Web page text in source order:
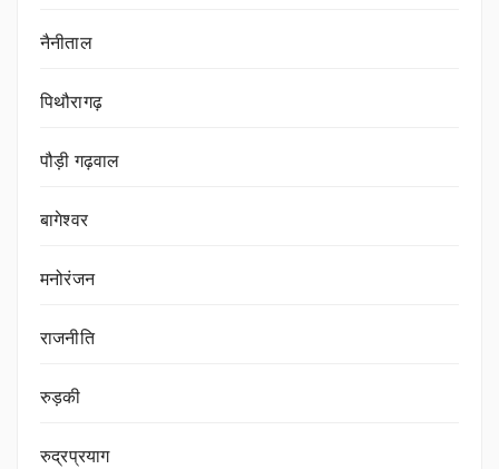
नैनीताल
पिथौरागढ़
पौड़ी गढ़वाल
बागेश्वर
मनोरंजन
राजनीति
रुड़की
रुद्रप्रयाग